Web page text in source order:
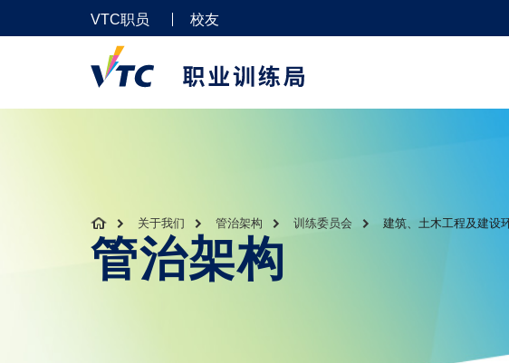
VTC职员 校友
关于我们 管治架构 训练委员会 建筑、土木工程及建设
管治架构